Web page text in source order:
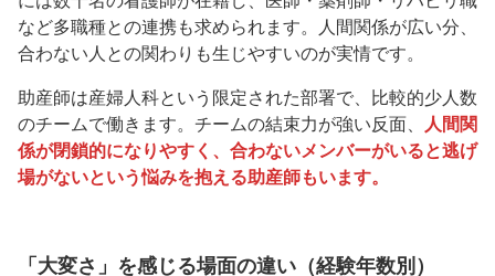
など多職種との連携も求められます。人間関係が広い分、
合わない人との関わりも生じやすいのが実情です。
助産師は産婦人科という限定された部署で、比較的少人数
のチームで働きます。チームの結束力が強い反面、 人間関
係が閉鎖的になりやすく、合わないメンバーがいると逃げ
場がないという悩みを抱える助産師もいます。
「大変さ」を感じる場面の違い（経験年数別）